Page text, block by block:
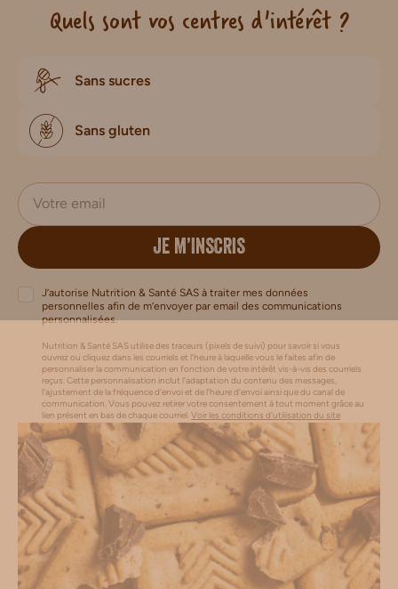
Quels sont vos centres d'intérêt ?
Sans sucres
Sans gluten
JE M’INSCRIS
J’autorise Nutrition & Santé SAS à traiter mes données
personnelles afin de m’envoyer par email des communications
personnalisées.
Nutrition & Santé SAS utilise des traceurs (pixels de suivi) pour savoir si vous
ouvrez ou cliquez dans les courriels et l’heure à laquelle vous le faites afin de
personnaliser la communication en fonction de votre intérêt vis-à-vis des courriels
reçus. Cette personnalisation inclut l’adaptation du contenu des messages,
l'ajustement de la fréquence d’envoi et de l’heure d’envoi ainsi que du canal de
communication. Vous pouvez retirer votre consentement à tout moment grâce au
lien présent en bas de chaque courriel.Voir les conditions d'utilisation du site